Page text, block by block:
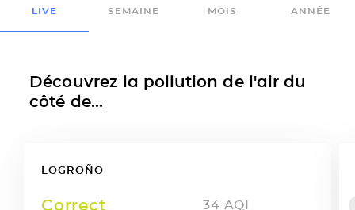
LIVE SEMAINE MOIS ANNÉE
Découvrez la pollution de l'air du
côté de...
LOGROÑO
Correct 34 AQI